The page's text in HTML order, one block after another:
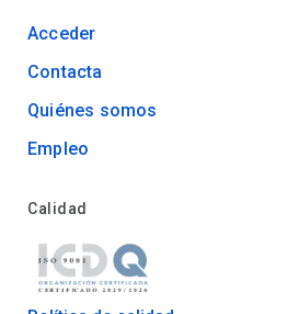
Acceder
Contacta
Quiénes somos
Empleo
Calidad